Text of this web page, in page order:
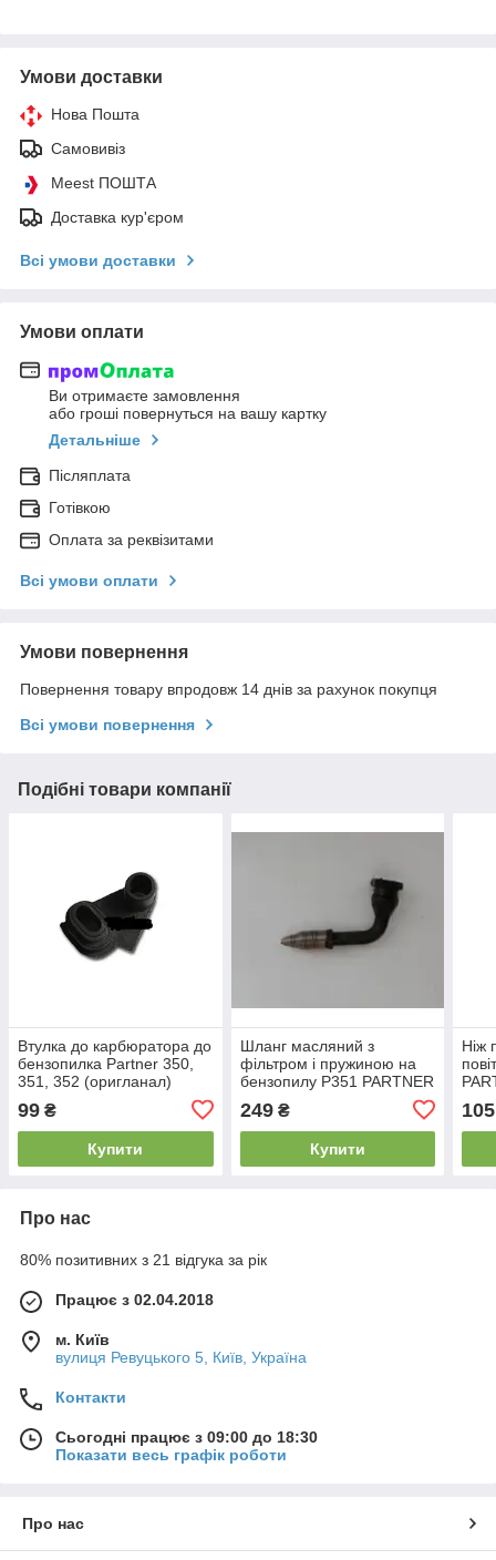
Умови доставки
Нова Пошта
Самовивіз
Meest ПОШТА
Доставка кур'єром
Всі умови доставки
Умови оплати
Ви отримаєте замовлення
або гроші повернуться на вашу картку
Детальніше
Післяплата
Готівкою
Оплата за реквізитами
Всі умови оплати
Умови повернення
Повернення товару впродовж 14 днів за рахунок покупця
Всі умови повернення
Подібні товари компанії
Втулка до карбюратора до
бензопилка Partner 350,
351, 352 (оригланал)
99 ₴
Купити
Шланг масляний з
фільтром і пружиною на
бензопилу Р351 PARTNER
249₴
Купити
Ніж
105
Про нас
80% позитивних з 21 відгука за рік
Працює з 02.04.2018
м. Київ
вулиця Ревуцького 5, Київ, Україна
Контакти
Сьогодні працює з 09:00 до 18:30
Показати весь графік роботи
Про нас